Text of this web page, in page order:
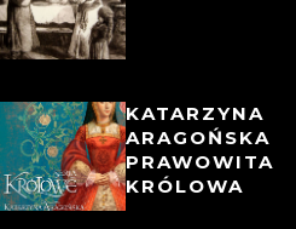
KATARZYNA
ARAGOŃSKA
PRAWOWITA
KRÓLOWA